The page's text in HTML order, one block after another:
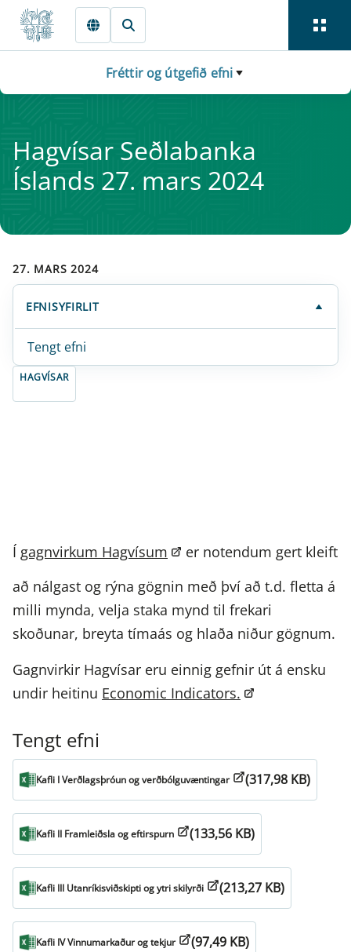
Fara beint í Meginmál
Fréttir og útgefið efni
Hag­vís­ar Seðlabanka
Íslands 27. mars 2024
27. MARS 2024
EFNISYFIRLIT
Tengt efni
HAGVÍSAR
Í gagnvirkum Hagvísum
er notendum gert kleift
að nálgast og rýna gögnin með því að t.d. fletta á
milli mynda, velja staka mynd til frekari
skoðunar, breyta tímaás og hlaða niður gögnum.
Gagnvirkir Hagvísar eru einnig gefnir út á ensku
undir heitinu Economic Indicators.
Tengt efni
Kafli I Verðlagsþróun og verðbólguvæntingar (317,98 KB)
Kafli II Framleiðsla og eftirspurn (133,56 KB)
Kafli III Utanríkisviðskipti og ytri skilyrði (213,27 KB)
Kafli IV Vinnumarkaður og tekjur (97,49 KB)